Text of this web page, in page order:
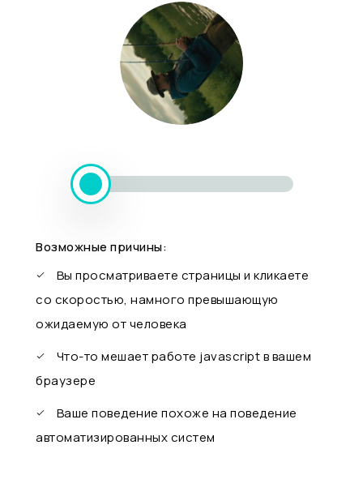
Возможные причины:
Вы просматриваете страницы и кликаете
со скоростью, намного превышающую
ожидаемую от человека
Что-то мешает работе javascript в вашем
браузере
Ваше поведение похоже на поведение
автоматизированных систем